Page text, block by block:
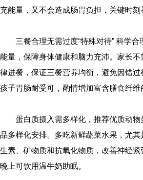
充能量，又不会造成肠胃负担，关键时刻
三餐合理无需过度“特殊对待” 科学
能量，保障身体健康和脑力充沛。家长
律进餐，保证三餐营养均衡，避免因错
孩子胃肠耐受可，酌情增加富含膳食纤
蛋白质摄入需多样化，推荐优质动
品多样化安排。多吃新鲜蔬菜水果，尤
生素、矿物质和抗氧化物质，改善神经
晚上可饮用温牛奶助眠。